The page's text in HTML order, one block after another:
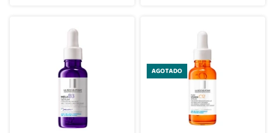
AGOTADO